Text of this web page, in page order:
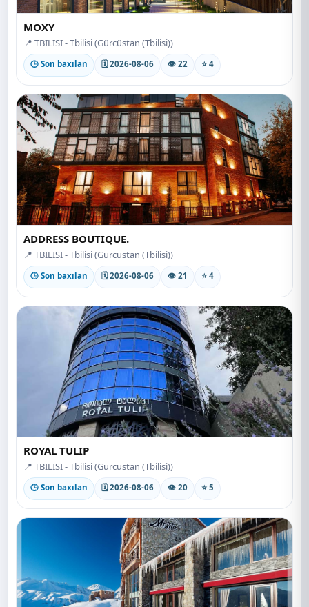
MOXY
📍 TBILISI - Tbilisi (Gürcüstan (Tbilisi))
🕒 Son baxılan 🗓 2026-08-06 👁 22 ⭐ 4
ADDRESS BOUTIQUE.
📍 TBILISI - Tbilisi (Gürcüstan (Tbilisi))
🕒 Son baxılan 🗓 2026-08-06 👁 21 ⭐ 4
ROYAL TULIP
📍 TBILISI - Tbilisi (Gürcüstan (Tbilisi))
🕒 Son baxılan 🗓 2026-08-06 👁 20 ⭐ 5